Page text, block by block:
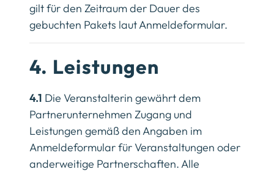
gilt für den Zeitraum der Dauer des
gebuchten Pakets laut Anmeldeformular.
4.1 Die Veranstalterin gewährt dem
Partnerunternehmen Zugang und
Leistungen gemäß den Angaben im
Anmeldeformular für Veranstaltungen oder
anderweitige Partnerschaften. Alle
4. Leistungen